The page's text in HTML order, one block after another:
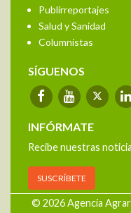
Publirreportajes
Salud y Sanidad
Columnistas
SÍGUENOS
INFÓRMATE
Recibe nuestras
SUSCRÍBETE
© 2026 Agencia